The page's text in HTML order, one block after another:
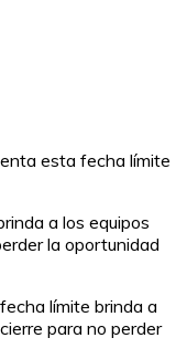
esta fecha límite
a los equipos
la oportunidad
límite brinda a
para no perder